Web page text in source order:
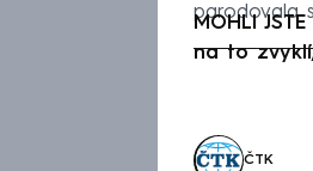
parodovala
MOHLI
na to
ČTK